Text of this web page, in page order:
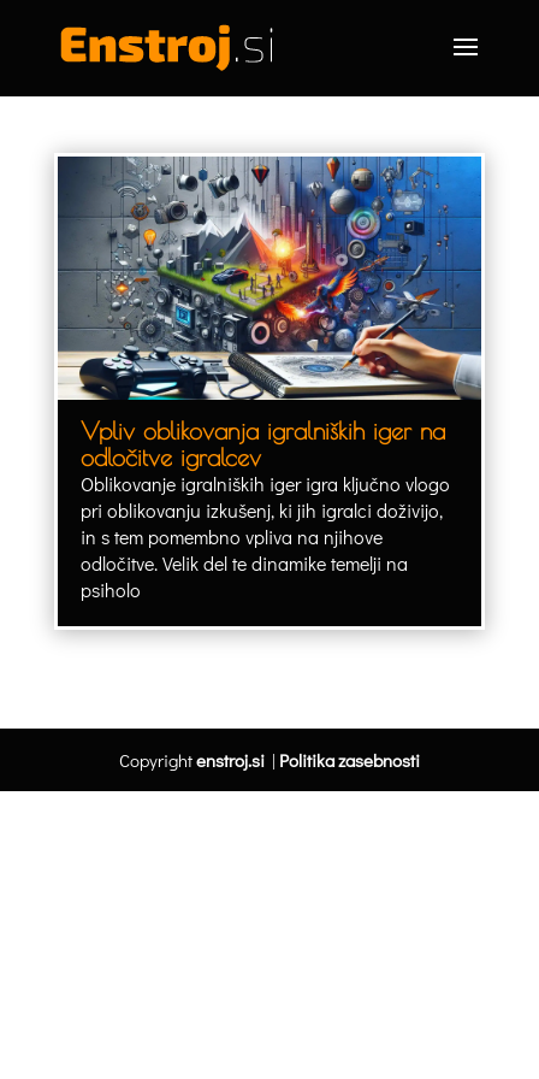
Vpliv oblikovanja igralniških iger na
odločitve igralcev
Oblikovanje igralniških iger igra ključno vlogo
pri oblikovanju izkušenj, ki jih igralci doživijo,
in s tem pomembno vpliva na njihove
odločitve. Velik del te dinamike temelji na
psiholo
Copyrightenstroj.si| Politika zasebnosti